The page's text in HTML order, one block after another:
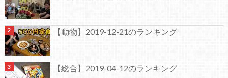
【動物】2019-12-21のランキング
【総合】2019-04-12のランキング